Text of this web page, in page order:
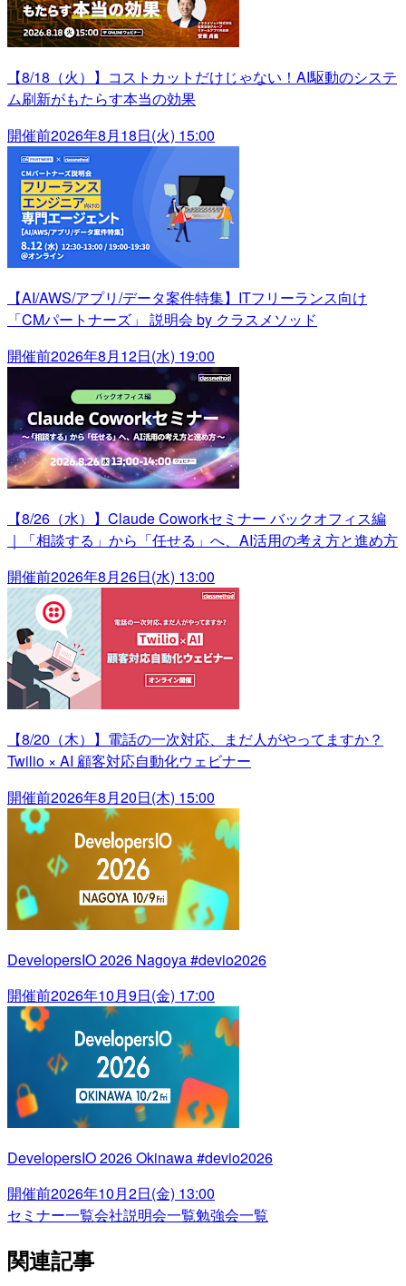
【8/18（火）】コストカットだけじゃない！AI駆動のシステ
ム刷新がもたらす本当の効果
開催前2026年8月18日(火) 15:00
【AI/AWS/アプリ/データ案件特集】ITフリーランス向け
「CMパートナーズ」 説明会 by クラスメソッド
開催前2026年8月12日(水) 19:00
【8/26（水）】Claude Coworkセミナー バックオフィス編
｜「相談する」から「任せる」へ、AI活用の考え方と進め方
開催前2026年8月26日(水) 13:00
【8/20（木）】電話の一次対応、まだ人がやってますか？
Twilio × AI 顧客対応自動化ウェビナー
開催前2026年8月20日(木) 15:00
DevelopersIO 2026 Nagoya #devio2026
開催前2026年10月9日(金) 17:00
DevelopersIO 2026 Okinawa #devio2026
開催前2026年10月2日(金) 13:00
セミナー一覧会社説明会一覧勉強会一覧
関連記事